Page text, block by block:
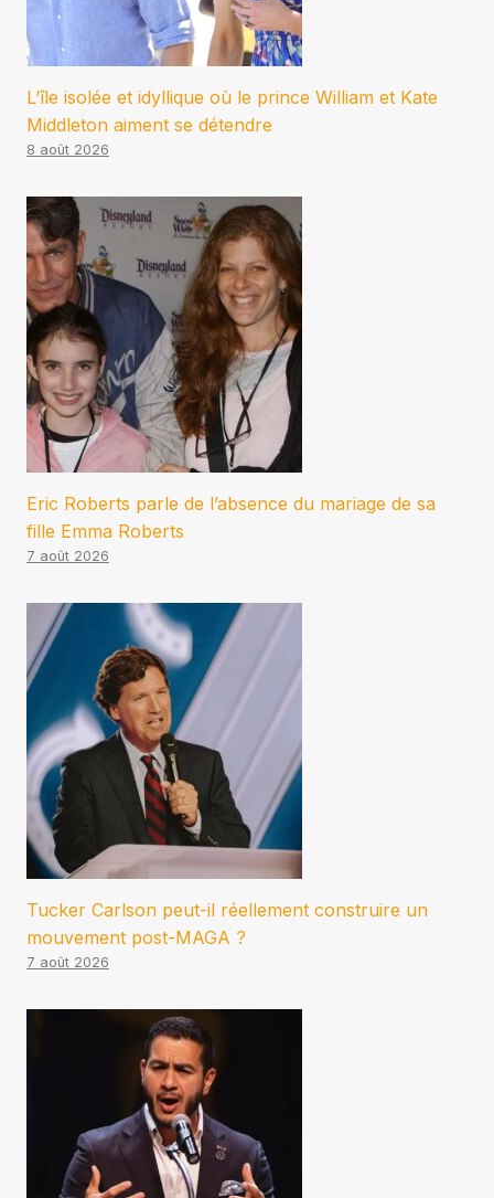
L’île isolée et idyllique où le prince William et Kate
Middleton aiment se détendre
8 août 2026
Eric Roberts parle de l’absence du mariage de sa
fille Emma Roberts
7 août 2026
Tucker Carlson peut-il réellement construire un
mouvement post-MAGA ?
7 août 2026